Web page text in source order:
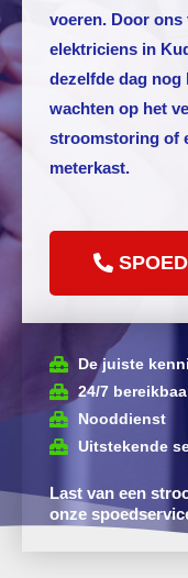
voeren. Door ons
elektriciens in
dezelfde dag nog
wachten op het
stroomstoring of
meterkast.
De juiste
24/7
Nooddienst
Uitstekende
Last van een
onze